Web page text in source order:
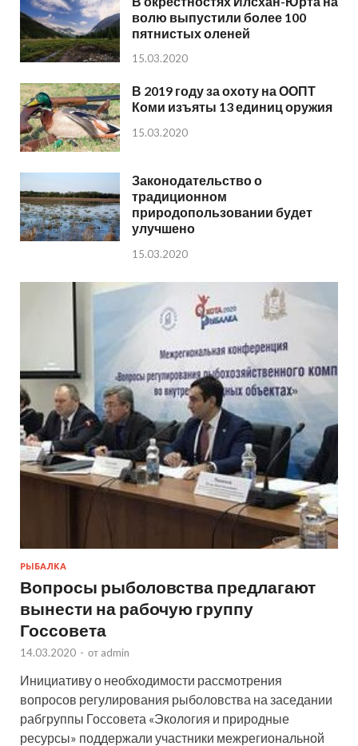
волю выпустили более 100
пятнистых оленей
15.03.2020
В 2019 году за охоту на ООПТ
Коми изъяты 13 единиц оружия
15.03.2020
Законодательство о
традиционном
природопользовании будет
улучшено
15.03.2020
РЫБАЛКА
Вопросы рыболовства предлагают
вынести на рабочую группу
Госсовета
14.03.2020 - от admin
Инициативу о необходимости рассмотрения
вопросов регулирования рыболовства на заседании
рабгруппы Госсовета «Экология и природные
ресурсы» поддержали участники межрегиональной